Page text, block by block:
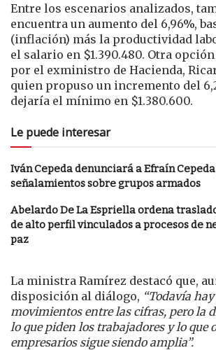
Entre los escenarios analizados,
encuentra un aumento del 6,96%,
(inflación) más la productividad
el salario en $1.390.480. Otra
por el exministro de Hacienda,
quien propuso un incremento del
dejaría el mínimo en $1.380.600.
Le puede interesar
Iván Cepeda denunciará a Efraín
señalamientos sobre grupos armados
Abelardo De La Espriella ordena
de alto perfil vinculados a procesos de
paz
La ministra Ramírez destacó que,
disposición al diálogo, “Todavía
movimientos entre las cifras, pero la
lo que piden los trabajadores y lo que
empresarios sigue siendo amplia”.